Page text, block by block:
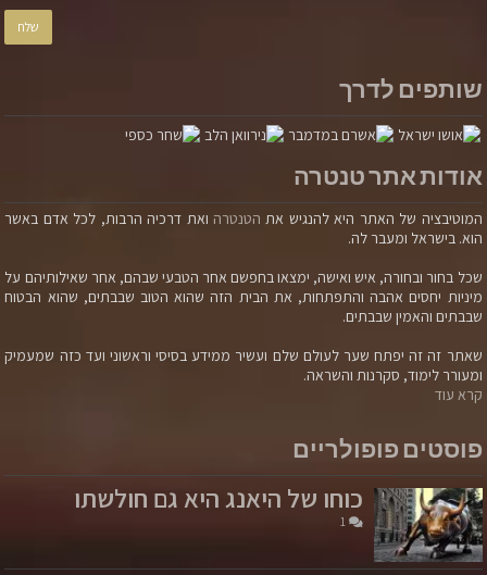
שותפים לדרך
אודות אתר טנטרה
המוטיבציה של האתר היא להנגיש את הטנטרה ואת דרכיה הרבות, לכל אדם באשר
הוא. בישראל ומעבר לה.
שכל בחור ובחורה, איש ואישה, ימצאו בחפשם אחר הטבעי שבהם, אחר שאילותיהם על
מיניות יחסים אהבה והתפתחות, את הבית הזה שהוא הטוב שבבתים, שהוא הבטוח
שבבתים והאמין שבבתים.
שאתר זה זה יפתח שער לעולם שלם ועשיר ממידע בסיסי וראשוני ועד כזה שמעמיק
ומעורר לימוד, סקרנות והשראה.
קרא עוד
פוסטים פופולריים
כוחו של היאנג היא גם חולשתו
1